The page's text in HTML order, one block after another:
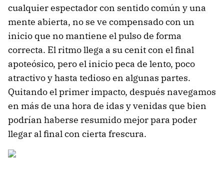
cualquier espectador con sentido común y una
mente abierta, no se ve compensado con un
inicio que no mantiene el pulso de forma
correcta. El ritmo llega a su cenit con el final
apoteósico, pero el inicio peca de lento, poco
atractivo y hasta tedioso en algunas partes.
Quitando el primer impacto, después navegamos
en más de una hora de idas y venidas que bien
podrían haberse resumido mejor para poder
llegar al final con cierta frescura.